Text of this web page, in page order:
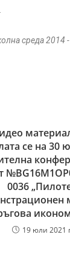
среда
се на 30
0036
19 юли 2021